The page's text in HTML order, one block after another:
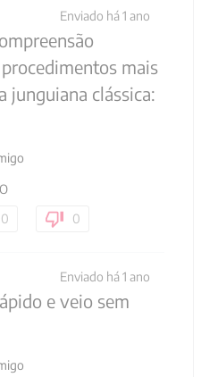
Enviado há 1 ano
mais
junguiana clássica:
0 0
Enviado há 1 ano
e veio sem